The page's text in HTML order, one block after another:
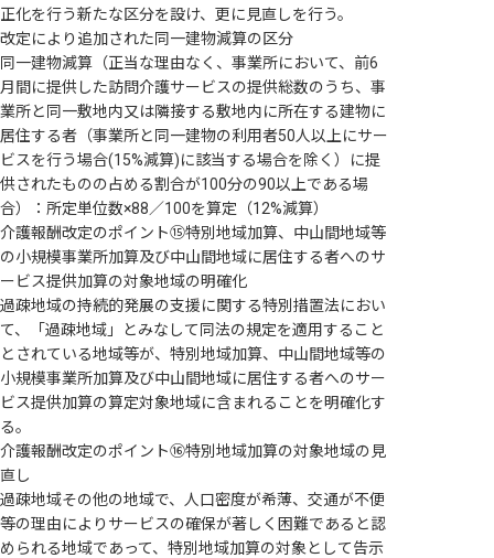
正化を行う新たな区分を設け、更に見直しを行う。
改定により追加された同一建物減算の区分
同一建物減算（正当な理由なく、事業所において、前6
月間に提供した訪問介護サービスの提供総数のうち、事
業所と同一敷地内又は隣接する敷地内に所在する建物に
居住する者（事業所と同一建物の利用者50人以上にサー
ビスを行う場合(15%減算)に該当する場合を除く）に提
供されたものの占める割合が100分の90以上である場
合）：所定単位数×88／100を算定（12%減算）
介護報酬改定のポイント⑮特別地域加算、中山間地域等
の小規模事業所加算及び中山間地域に居住する者へのサ
ービス提供加算の対象地域の明確化
過疎地域の持続的発展の支援に関する特別措置法におい
て、「過疎地域」とみなして同法の規定を適用すること
とされている地域等が、特別地域加算、中山間地域等の
小規模事業所加算及び中山間地域に居住する者へのサー
ビス提供加算の算定対象地域に含まれることを明確化す
る。
介護報酬改定のポイント⑯特別地域加算の対象地域の見
直し
過疎地域その他の地域で、人口密度が希薄、交通が不便
等の理由によりサービスの確保が著しく困難であると認
められる地域であって、特別地域加算の対象として告示